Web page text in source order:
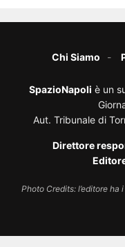
Chi Siamo
SpazioNapoli è un
Aut. Tribunale di
Direttore
Photo Credits: l’editore